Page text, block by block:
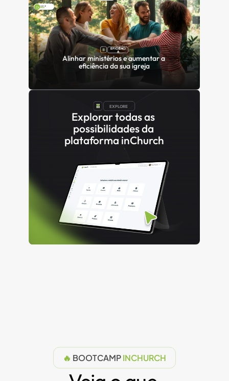
Líder de
Mídia
EFICIÊNCI
A
Alinhar ministérios e aumentar a
eficiência da sua igreja
EXPLORE
Explorar todas as
possibilidades da
plataforma inChurch
🔥 BOOTCAMP INCHURCH